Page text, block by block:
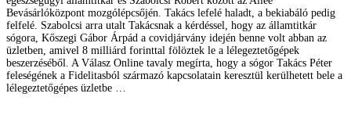
Bevásárlóközpont mozgólépcsőjén. Takács lefelé haladt, a bekiabáló pedig
felfelé. Szabolcsi arra utalt Takácsnak a kérdéssel, hogy az államtitkár
sógora, Kőszegi Gábor Árpád a covidjárvány idején benne volt abban az
üzletben, amivel 8 milliárd forinttal fölöztek le a lélegeztetőgépek
beszerzéséből. A Válasz Online tavaly megírta, hogy a sógor Takács Péter
feleségének a Fidelitasból származó kapcsolatain keresztül kerülhetett bele a
lélegeztetőgépes üzletbe …